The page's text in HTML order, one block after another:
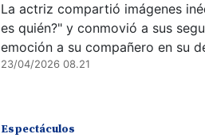
La actriz compartió imágenes
es quién?" y conmovió a sus
emoción a su compañero en su
23/04/2026 08.21
Espectáculos